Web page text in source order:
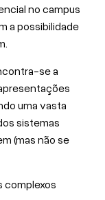
no campus
a possibilidade
se a
uma vasta
sistemas
(mas não se
complexos